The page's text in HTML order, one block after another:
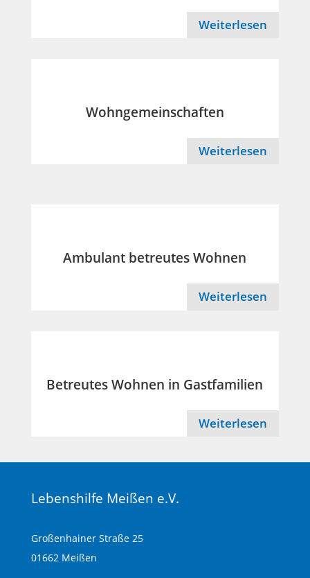
Weiterlesen
Wohngemeinschaften
Weiterlesen
Ambulant betreutes Wohnen
Weiterlesen
Betreutes Wohnen in Gastfamilien
Weiterlesen
Lebenshilfe Meißen e.V.
Großenhainer Straße 25
01662 Meißen